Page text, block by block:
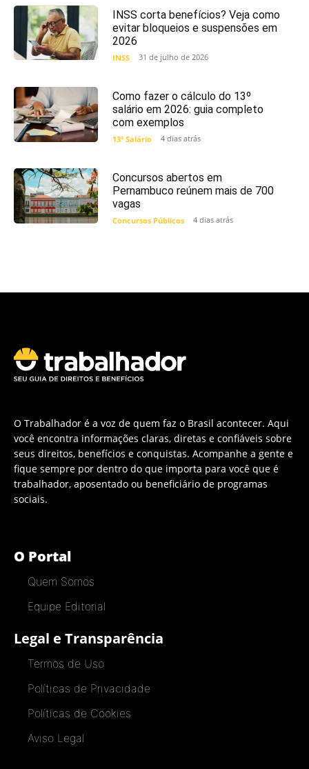
INSS corta benefícios? Veja como
evitar bloqueios e suspensões em
2026
INSS 31 de julho de 2026
Como fazer o cálculo do 13º
salário em 2026: guia completo
com exemplos
13º Salário 4 dias atrás
Concursos abertos em
Pernambuco reúnem mais de 700
vagas
Concursos Públicos 4 dias atrás
O Trabalhador é a voz de quem faz o Brasil acontecer. Aqui
você encontra informações claras, diretas e confiáveis sobre
seus direitos, benefícios e conquistas. Acompanhe a gente e
fique sempre por dentro do que importa para você que é
trabalhador, aposentado ou beneficiário de programas
sociais.
O Portal
Quem Somos
Equipe Editorial
Legal e Transparência
Termos de Uso
Políticas de Privacidade
Políticas de Cookies
Aviso Legal